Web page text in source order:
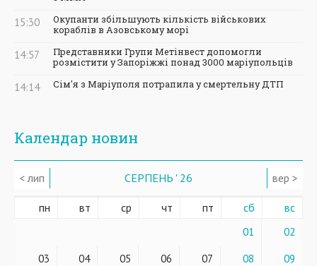
15:30
Окупанти збільшують кількість військових
кораблів в Азовському морі
14:57
Представники Групи Метінвест допомогли
розмістити у Запоріжжі понад 3000 маріупольців
14:14 Сім'я з Маріуполя потрапила у смертельну ДТП
Календар новин
< лип СЕРПЕНЬ ' 26 вер >
пн вт ср чт пт сб вс
01
02
03
04 05 06 07 08
09